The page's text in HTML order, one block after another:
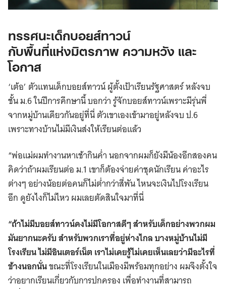
ทรรศนะเด็กบอยส์ทาวน์
กับพื้นที่แห่งมิตรภาพ ความหวัง และ
โอกาส
‘เต้อ’ ตัวแทนเด็กบอยส์ทาวน์ ผู้ตั้งเป้าเรียนรัฐศาสตร์ หลังจบ
ชั้น ม.6 ในปีการคึกษานี้ บอกว่า รู้จักบอยส์ทาวน์เพราะมีรุ่นพี่
จากหมู่บ้านเดียวกันอยู่ที่นี่ ตัวเขาเองเข้ามาอยู่หลังจบ ป.6
เพราะทางบ้านไม่มีเงินส่งให้เรียนต่อแล้ว
“พ่อแม่ผมทำงานหาเช้ากินค่ำ นอกจากผมก็ยังมีน้องอีกสองคน
คิดว่าถ้าผมเรียนต่อ ม.1 เขาก็ต้องจ่ายค่าชุดนักเรียน ค่าอะไร
ต่างๆ อย่างน้อยต่อคนก็ไม่ต่ำกว่าสี่พัน ไหนจะเงินไปโรงเรียน
อีก ดูยังไงก็ไม่ไหว ผมเลยตัดสินใจมาที่นี่
“ถ้าไม่มีบอยส์ทาวน์คงไม่มีโอกาสดีๆ สำหรับเด็กอย่างพวกผม
มันยากนะครับ สำหรับพวกเราที่อยู่ห่างไกล บางหมู่บ้านไม่มี
โรงเรียน ไม่มีอินเตอร์เน็ต เราไม่เคยรู้ไม่เคยเห็นเลยว่ามีอะไรที่
ข้างนอกนั่นขณะที่โรงเรียนในเมืองมีพร้อมทุกอย่าง ผมจึงตั้งใจ
ว่าอยากเรียนเกี่ยวกับการปกครอง เพื่อทำงานที่สามารถ